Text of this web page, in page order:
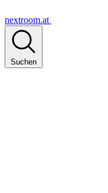
nextroom.at
Suchen